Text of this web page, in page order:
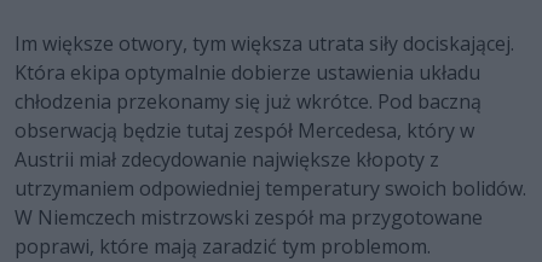
Im większe otwory, tym większa utrata siły dociskającej.
Która ekipa optymalnie dobierze ustawienia układu
chłodzenia przekonamy się już wkrótce. Pod baczną
obserwacją będzie tutaj zespół Mercedesa, który w
Austrii miał zdecydowanie największe kłopoty z
utrzymaniem odpowiedniej temperatury swoich bolidów.
W Niemczech mistrzowski zespół ma przygotowane
poprawi, które mają zaradzić tym problemom.